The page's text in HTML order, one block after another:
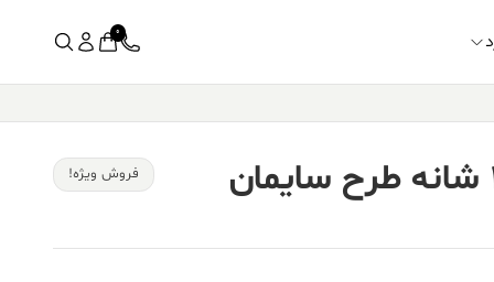
0
فرش قیطران ۱۵۰۰ شانه طرح سایمان
فروش ویژه!